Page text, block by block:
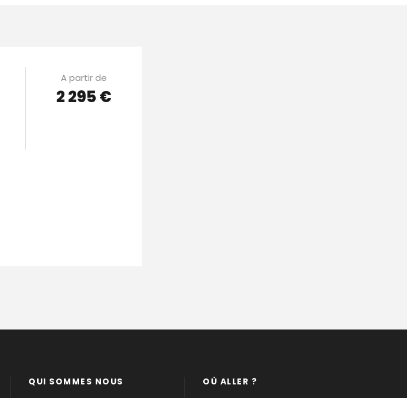
A partir de
2 295 €
QUI SOMMES NOUS OÙ ALLER ?